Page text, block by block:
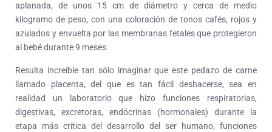
aplanada, de unos 15 cm de diámetro y cerca de medio
kilogramo de peso, con una coloración de tonos cafés, rojos y
azulados y envuelta por las membranas fetales que protegieron
al bebé durante 9 meses.
Resulta increíble tan sólo imaginar que este pedazo de carne
llamado placenta, del que es tan fácil deshacerse, sea en
realidad un laboratorio que hizo funciones respiratorias,
digestivas, excretoras, endócrinas (hormonales) durante la
etapa más crítica del desarrollo del ser humano, funciones